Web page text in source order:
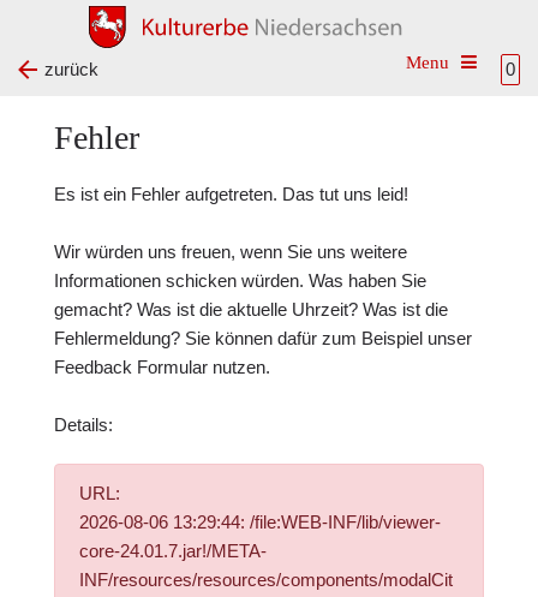
0
Toggle
zurück
Fehler
Es ist ein Fehler aufgetreten. Das tut uns leid!
Wir würden uns freuen, wenn Sie uns weitere
Informationen schicken würden. Was haben Sie
gemacht? Was ist die aktuelle Uhrzeit? Was ist die
Fehlermeldung? Sie können dafür zum Beispiel unser
Feedback Formularnutzen.
Details:
URL:
2026-08-06 13:29:44: /file:WEB-INF/lib/viewer-
core-24.01.7.jar!/META-
INF/resources/resources/components/modalCit